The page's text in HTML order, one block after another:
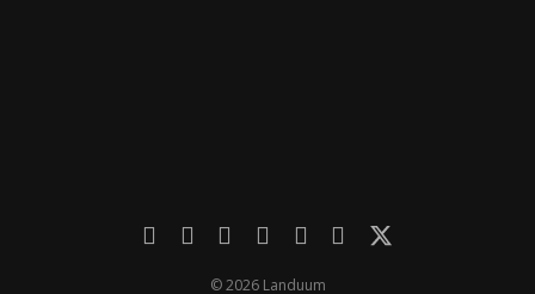
© 2026 Landuum